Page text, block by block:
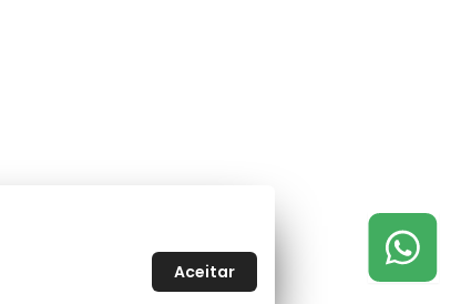
Aceitar